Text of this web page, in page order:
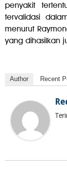
penyakit
tervalidasi
menurut
yang dihasilkan
Author Recent